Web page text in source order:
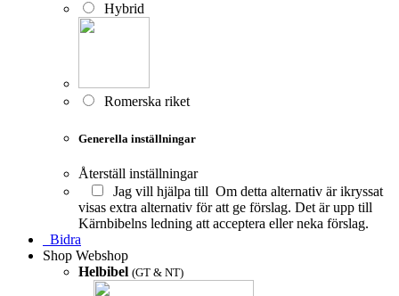
Hybrid
Romerska riket
Generella inställningar
Återställ inställningar
Jag vill hjälpa till Om detta alternativ är ikryssat
visas extra alternativ för att ge förslag. Det är upp till
Kärnbibelns ledning att acceptera eller neka förslag.
Bidra
Shop Webshop
Helbibel (GT & NT)